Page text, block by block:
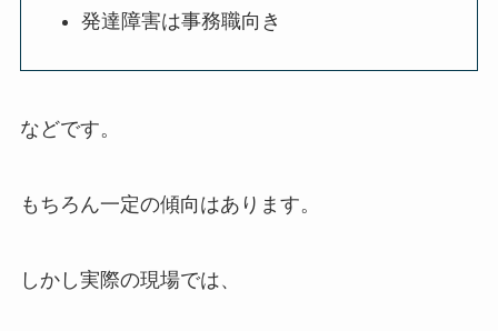
発達障害は事務職向き
などです。
もちろん一定の傾向はあります。
しかし実際の現場では、